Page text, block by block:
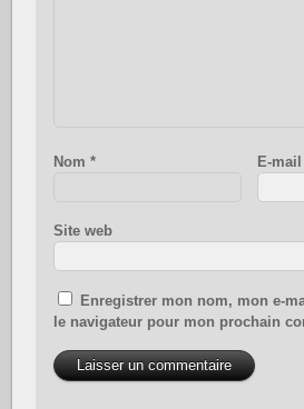
Nom * E-
Site web
Enregistrer mon nom, mon e-
le navigateur pour mon prochain